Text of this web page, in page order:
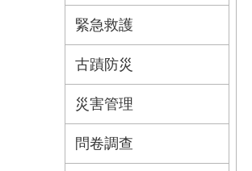
緊急救護
古蹟防災
災害管理
問卷調查